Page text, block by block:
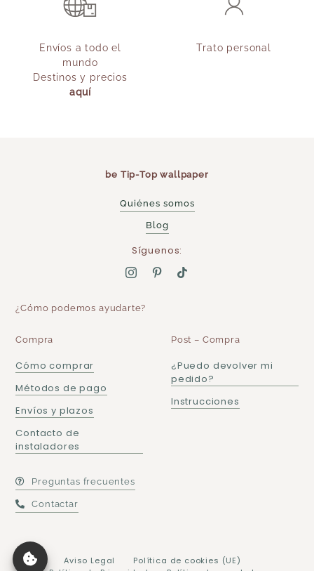
Envíos a todo el
mundo
Destinos y precios
aquí
Trato personal
be Tip-Top wallpaper
Quiénes somos
Blog
Síguenos:
¿Cómo podemos ayudarte?
Compra
Cómo comprar
Métodos de pago
Envíos y plazos
Contacto de
instaladores
Post – Compra
¿Puedo devolver mi
pedido?
Instrucciones
Preguntas frecuentes
Contactar
Aviso Legal
Política de cookies (UE)